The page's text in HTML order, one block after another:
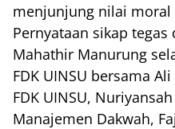
menjunjung nilai
Pernyataan sikap
Mahathir Manurung
FDK UINSU bersama
FDK UINSU,
Manajemen Dakwah,